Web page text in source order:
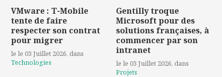
VMware : T-Mobile
tente de faire
respecter son contrat
pour migrer
le le 03 Juillet 2026, dans
Technologies
Gentilly troque
Microsoft pour des
solutions françaises, à
commencer par son
intranet
le le 03 Juillet 2026, dans
Projets